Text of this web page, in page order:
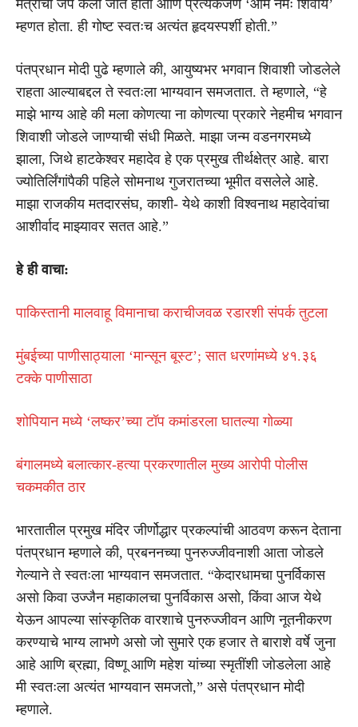
मंत्राचा जप केला जात होता आणि प्रत्येकजण ‘ओम नमः शिवाय’
म्हणत होता. ही गोष्ट स्वतःच अत्यंत हृदयस्पर्शी होती.”
पंतप्रधान मोदी पुढे म्हणाले की, आयुष्यभर भगवान शिवाशी जोडलेले
राहता आल्याबद्दल ते स्वतःला भाग्यवान समजतात. ते म्हणाले, “हे
माझे भाग्य आहे की मला कोणत्या ना कोणत्या प्रकारे नेहमीच भगवान
शिवाशी जोडले जाण्याची संधी मिळते. माझा जन्म वडनगरमध्ये
झाला, जिथे हाटकेश्वर महादेव हे एक प्रमुख तीर्थक्षेत्र आहे. बारा
ज्योतिर्लिंगांपैकी पहिले सोमनाथ गुजरातच्या भूमीत वसलेले आहे.
माझा राजकीय मतदारसंघ, काशी- येथे काशी विश्वनाथ महादेवांचा
आशीर्वाद माझ्यावर सतत आहे.”
हे ही वाचा:
पाकिस्तानी मालवाहू विमानाचा कराचीजवळ रडारशी संपर्क तुटला
मुंबईच्या पाणीसाठ्याला ‘मान्सून बूस्ट’; सात धरणांमध्ये ४१.३६
टक्के पाणीसाठा
शोपियान मध्ये ‘लष्कर’च्या टॉप कमांडरला घातल्या गोळ्या
बंगालमध्ये बलात्कार-हत्या प्रकरणातील मुख्य आरोपी पोलीस
चकमकीत ठार
भारतातील प्रमुख मंदिर जीर्णोद्धार प्रकल्पांची आठवण करून देताना
पंतप्रधान म्हणाले की, प्रबननच्या पुनरुज्जीवनाशी आता जोडले
गेल्याने ते स्वतःला भाग्यवान समजतात. “केदारधामचा पुनर्विकास
असो किवा उज्जैन महाकालचा पुनर्विकास असो, किंवा आज येथे
येऊन आपल्या सांस्कृतिक वारशाचे पुनरुज्जीवन आणि नूतनीकरण
करण्याचे भाग्य लाभणे असो जो सुमारे एक हजार ते बाराशे वर्षे जुना
आहे आणि ब्रह्मा, विष्णू आणि महेश यांच्या स्मृतींशी जोडलेला आहे
मी स्वतःला अत्यंत भाग्यवान समजतो,” असे पंतप्रधान मोदी
म्हणाले.